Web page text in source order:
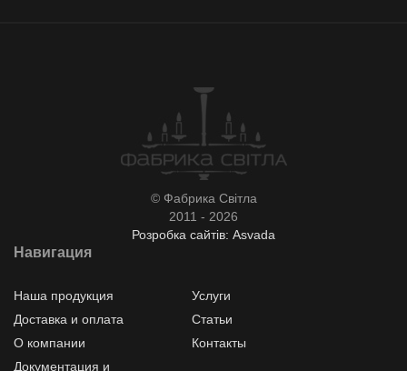
© Фабрика Світла
2011 - 2026
Розробка сайтів: Asvada
Навигация
Наша продукция
Услуги
Доставка и оплата
Статьи
О компании
Контакты
Документация и